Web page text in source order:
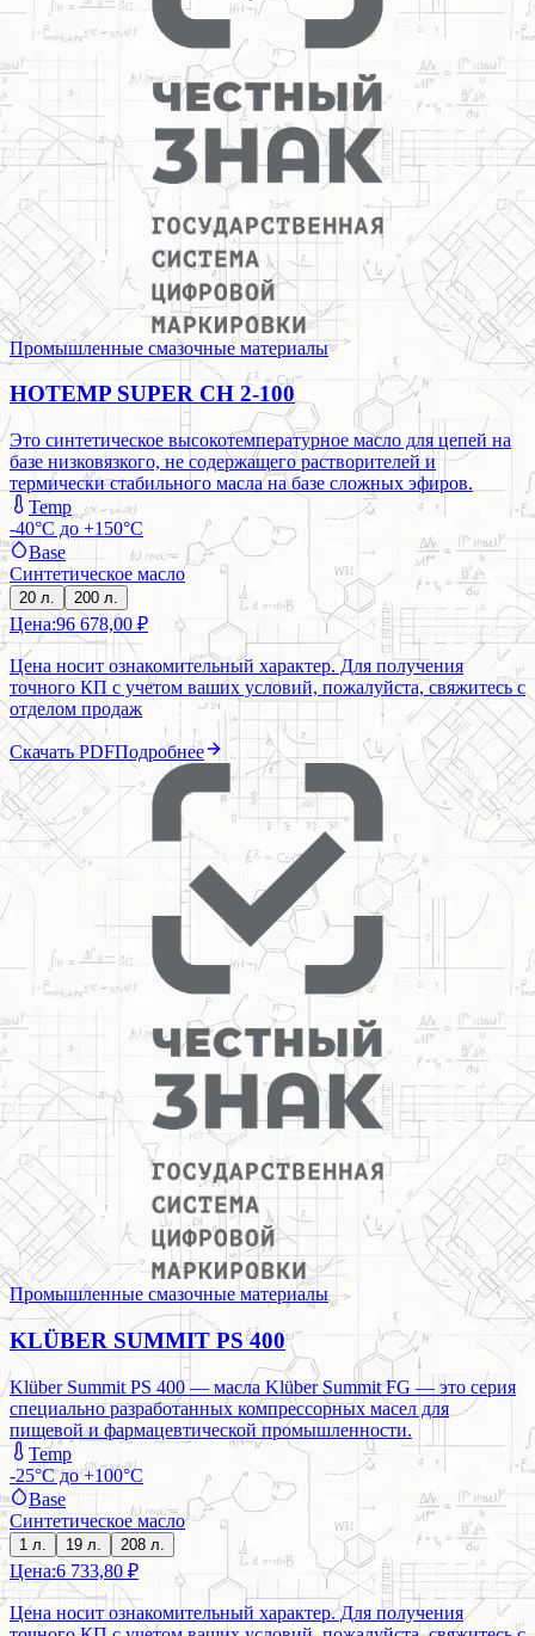
Промышленные смазочные материалы
HOTEMP SUPER CH 2-100
Это синтетическое высокотемпературное масло для цепей на
базе низковязкого, не содержащего растворителей и
термически стабильного масла на базе сложных эфиров.
Temp
-40°C до +150°C
Base
Синтетическое масло
20 л. 200 л.
Цена:96 678,00 ₽
Цена носит ознакомительный характер. Для получения
точного КП с учетом ваших условий, пожалуйста, свяжитесь с
отделом продаж
Скачать PDFПодробнее
Промышленные смазочные материалы
KLÜBER SUMMIT PS 400
Klüber Summit PS 400 — масла Klüber Summit FG — это серия
специально разработанных компрессорных масел для
пищевой и фармацевтической промышленности.
Temp
-25°C до +100°C
Base
Синтетическое масло
1 л. 19 л. 208 л.
Цена:6 733,80 ₽
Цена носит ознакомительный характер. Для получения